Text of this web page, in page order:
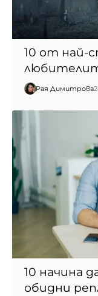
10 от най-
Рая Димитрова
10 начина
обидни